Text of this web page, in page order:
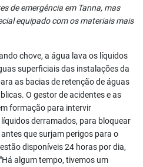
de emergência em Tanna, mas
equipado com os materiais mais
chove, a água lava os líquidos
superficiais das instalações da
as bacias de retenção de águas
O gestor de acidentes e as
formação para intervir
derramados, para bloquear
que surjam perigos para o
disponíveis 24 horas por dia,
algum tempo, tivemos um